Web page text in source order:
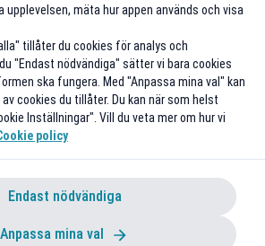
mäta hur appen används och visa
tillåter du cookies för analys och
"Endast nödvändiga" sätter vi bara cookies
ska fungera. Med "Anpassa mina val" kan
cookies du tillåter. Du kan när som helst
Inställningar". Vill du veta mer om hur vi
policy
Endast nödvändiga
Anpassa mina val